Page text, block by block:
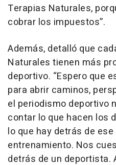
Terapias Naturales,
cobrar los impuestos”.
Además, detalló que
Naturales tienen más
deportivo. “Espero que
para abrir caminos,
el periodismo deportivo
contar lo que hacen los
lo que hay detrás de
entrenamiento. Nos
detrás de un deportista.